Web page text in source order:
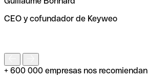
de enviar tu transferencia.
CEO y cofundador de Keyweo
+ 600 000 empresas nos recomiendan